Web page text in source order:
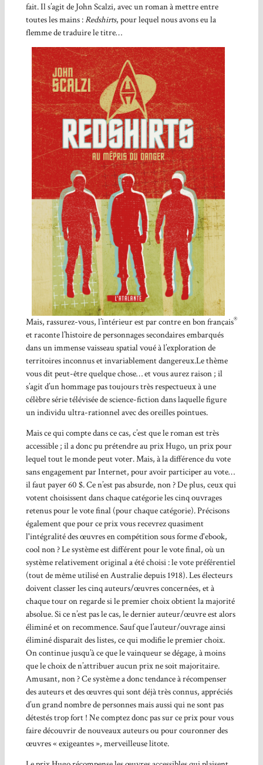
fait. Il s’agit de John Scalzi, avec un roman à mettre entre
toutes les mains :Redshirts, pour lequel nous avons eu la
flemme de traduire le titre…
Mais, rassurez-vous, l’intérieur est par contre en bon français®
et raconte l’histoire de personnages secondaires embarqués
dans un immense vaisseau spatial voué à l’exploration de
territoires inconnus et invariablement dangereux.Le thème
vous dit peut-être quelque chose… et vous aurez raison ; il
s’agit d’un hommage pas toujours très respectueux à une
célèbre série télévisée de science-fiction dans laquelle figure
un individu ultra-rationnel avec des oreilles pointues.
Mais ce qui compte dans ce cas, c’est que le roman est très
accessible ; il a donc pu prétendre auprix Hugo, un prix pour
lequel tout le monde peut voter. Mais, à la différence du vote
sans engagement par Internet, pour avoir participer au vote…
il faut payer 60 $. Ce n’est pas absurde, non ? De plus, ceux qui
votent choisissent dans chaque catégorie les cinq ouvrages
retenus pour le vote final (pour chaque catégorie). Précisons
également que pour ce prix vous recevrez quasiment
l'intégralité des œuvres en compétition sous forme d'ebook,
cool non ? Le système est différent pour le vote final, où un
système relativement original a été choisi : levote préférentiel
(tout de même utilisé en Australie depuis 1918). Les électeurs
doivent classer les cinq auteurs/œuvres concernées, et à
chaque tour on regarde si le premier choix obtient la majorité
absolue. Si ce n’est pas le cas, le dernier auteur/œuvre est alors
éliminé et on recommence. Sauf que l’auteur/ouvrage ainsi
éliminé disparaît des listes, ce qui modifie le premier choix.
On continue jusqu’à ce que le vainqueur se dégage, à moins
que le choix de n’attribuer aucun prix ne soit majoritaire.
Amusant, non ? Ce système a donc tendance à récompenser
des auteurs et des œuvres qui sont déjà très connus, appréciés
d’un grand nombre de personnes mais aussi qui ne sont pas
détestés trop fort ! Ne comptez donc pas sur ce prix pour vous
faire découvrir de nouveaux auteurs ou pour couronner des
œuvres « exigeantes », merveilleuse litote.